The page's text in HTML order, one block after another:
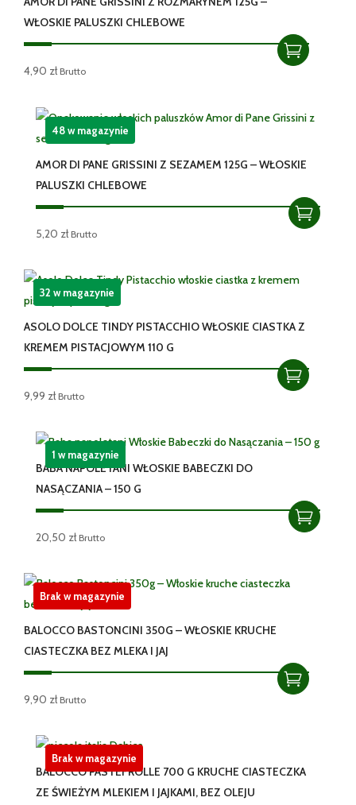
WŁOSKIE PALUSZKI CHLEBOWE
4,90 zł Brutto
AMOR DI PANE GRISSINI Z SEZAMEM 125G – WŁOSKIE
PALUSZKI CHLEBOWE
5,20 zł Brutto
48 w magazynie
ASOLO DOLCE TINDY PISTACCHIO WŁOSKIE CIASTKA Z
KREMEM PISTACJOWYM 110 G
9,99 zł Brutto
32 w magazynie
BABA NAPOLETANI WŁOSKIE BABECZKI DO
NASĄCZANIA – 150 G
20,50 zł Brutto
1 w magazynie
BALOCCO BASTONCINI 350G – WŁOSKIE KRUCHE
CIASTECZKA BEZ MLEKA I JAJ
9,90 zł Brutto
Brak w magazynie
BALOCCO PASTEFROLLE 700 G KRUCHE CIASTECZKA
ZE ŚWIEŻYM MLEKIEM I JAJKAMI, BEZ OLEJU
Brak w magazynie